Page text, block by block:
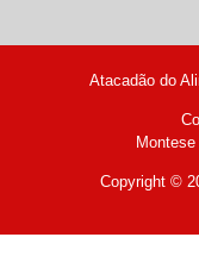
Atacadão do
Copyright ©